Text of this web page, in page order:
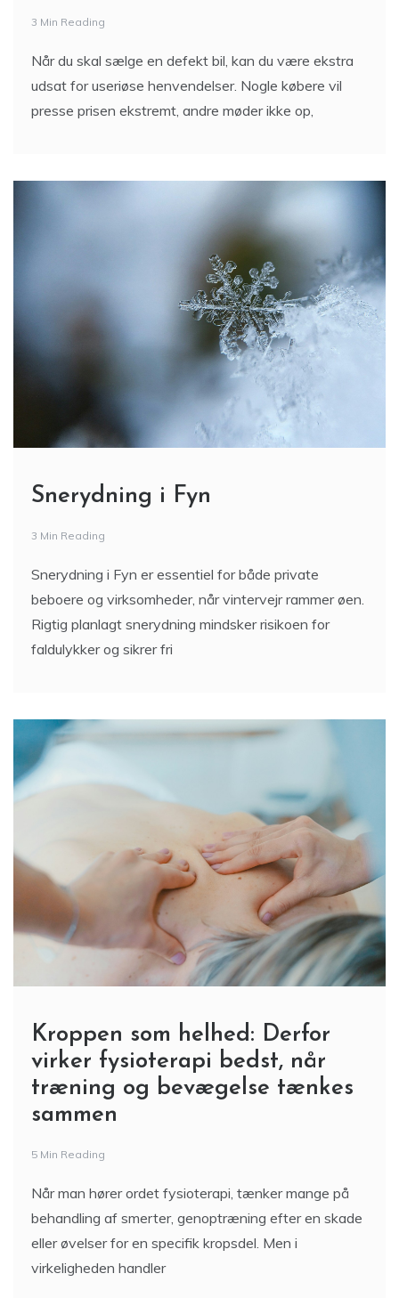
3 Min Reading
Når du skal sælge en defekt bil, kan du være ekstra
udsat for useriøse henvendelser. Nogle købere vil
presse prisen ekstremt, andre møder ikke op,
Snerydning i Fyn
3 Min Reading
Snerydning i Fyn er essentiel for både private
beboere og virksomheder, når vintervejr rammer øen.
Rigtig planlagt snerydning mindsker risikoen for
faldulykker og sikrer fri
Kroppen som helhed: Derfor
virker fysioterapi bedst, når
træning og bevægelse tænkes
sammen
5 Min Reading
Når man hører ordet fysioterapi, tænker mange på
behandling af smerter, genoptræning efter en skade
eller øvelser for en specifik kropsdel. Men i
virkeligheden handler